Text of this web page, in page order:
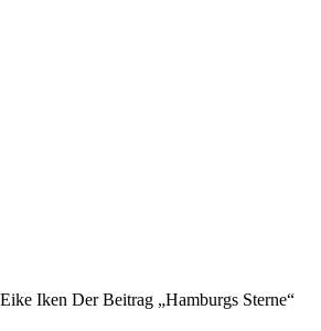
Iken Der Beitrag „Hamburgs Sterne“